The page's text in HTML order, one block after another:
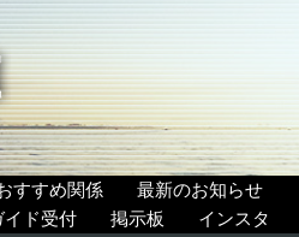
すすめ関係 最新のお知らせ
イド受付 掲示板 インスタ